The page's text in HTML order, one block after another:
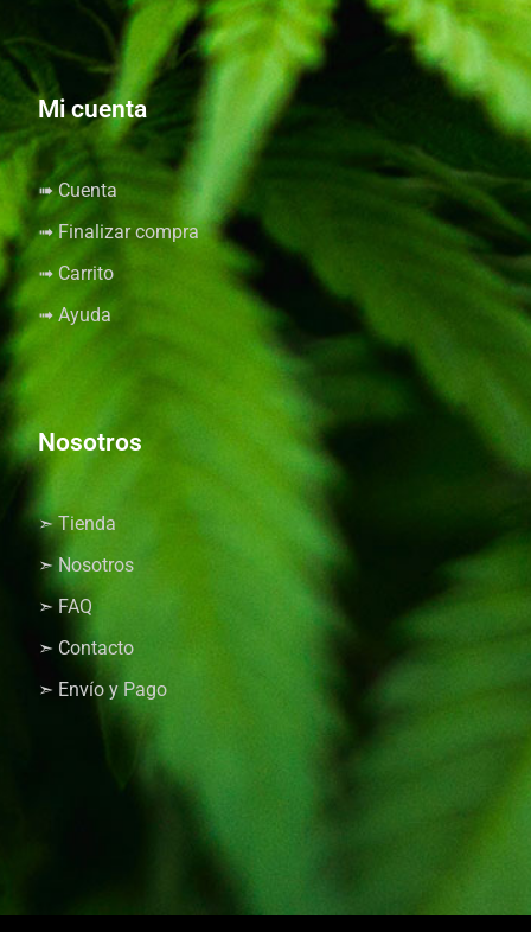
Mi cuenta
➠ Cuenta
➟ Finalizar compra
➟ Carrito
➟ Ayuda
Nosotros
➣ Tienda
➣ Nosotros
➣ FAQ
➣ Contacto
➣ Envío y Pago